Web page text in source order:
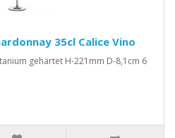
35cl Calice Vino
gehärtet H-221mm D-8,1cm 6